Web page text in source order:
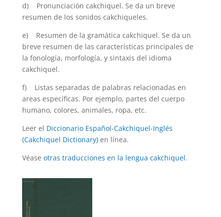
d) Pronunciación cakchiquel. Se da un breve
resumen de los sonidos cakchiqueles.
e) Resumen de la gramática cakchiquel. Se da un
breve resumen de las características principales de
la fonología, morfología, y sintaxis del idioma
cakchiquel.
f) Listas separadas de palabras relacionadas en
areas específicas. Por ejemplo, partes del cuerpo
humano, colores, animales, ropa, etc.
Leer el Diccionario Español-Cakchiquel-Inglés
(Cakchiquel Dictionary)en línea.
Véase otras traducciones en la lengua cakchiquel.